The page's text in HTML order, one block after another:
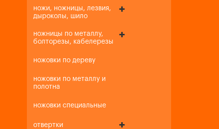
ножи, ножницы, лезвия,
дыроколы, шило
ножницы по металлу,
болторезы, кабелерезы
ножовки по дереву
ножовки по металлу и
полотна
ножовки специальные
отвертки